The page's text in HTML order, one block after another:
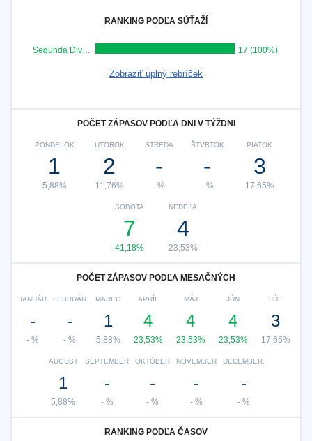
RANKING PODĽA SÚŤAŽÍ
Segunda Division 17 (100%)
Zobraziť úplný rebríček
POČET ZÁPASOV PODĽA DNI V TÝŽDNI
PONDELOK
1
5,88%
UTOROK
2
11,76%
STREDA
-
- %
ŠTVRTOK
-
- %
PIATOK
3
17,65%
SOBOTA
7
41,18%
NEDEĽA
4
23,53%
POČET ZÁPASOV PODĽA MESAČNÝCH
JANUÁR
-
- %
FEBRUÁR
-
- %
MAREC
1
5,88%
APRÍL
4
23,53%
MÁJ
4
23,53%
JÚN
4
23,53%
JÚL
3
17,65%
AUGUST
1
5,88%
SEPTEMBER
-
- %
OKTÓBER
-
- %
NOVEMBER
-
- %
DECEMBER.
-
- %
RANKING PODĽA ČASOV